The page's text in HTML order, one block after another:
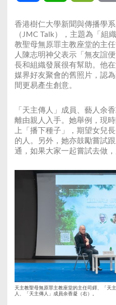
香港樹仁大學新聞與傳播學
（JMC Talk），主題為「組
教聖母無原罪主教座堂的主
人陳志明神父表示「無友誼
長和組織發展很有幫助。他
媒界好友聚會的舊照片，認
間更易產生創意。
「天主傳人」成員、藝人余
離由親人入手。她舉例，現
上「播下種子」，期望女兒
的人。另外，她亦鼓勵嘗試
通，如果大家一起嘗試去做
天主教聖母無原罪主教座堂的主任司鐸、「天
人、「天主傳人」成員余香凝（右）。